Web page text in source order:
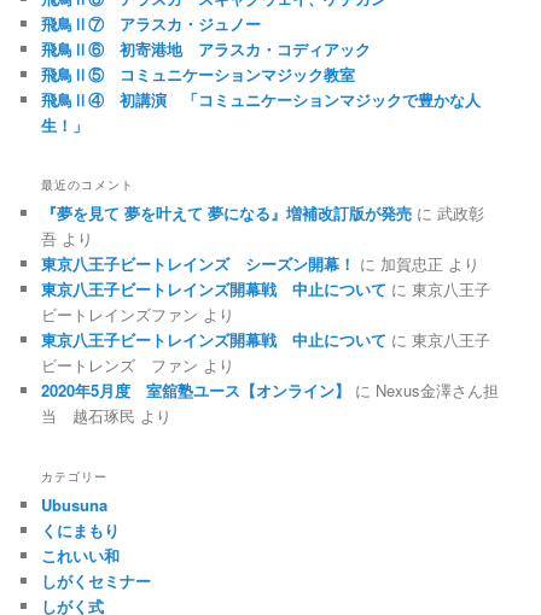
飛鳥Ⅱ⑦ アラスカ・ジュノー
飛鳥Ⅱ⑥ 初寄港地 アラスカ・コディアック
飛鳥Ⅱ⑤ コミュニケーションマジック教室
飛鳥Ⅱ④ 初講演 「コミュニケーションマジックで豊かな人
生！」
最近のコメント
『夢を見て 夢を叶えて 夢になる』増補改訂版が発売 に武政彰
吾 より
東京八王子ビートレインズ シーズン開幕！ に 加賀忠正 より
東京八王子ビートレインズ開幕戦 中止について に東京八王子
ビートレインズファン より
東京八王子ビートレインズ開幕戦 中止について に東京八王子
ビートレンズ ファン より
2020年5月度 室舘塾ユース【オンライン】
に Nexus金澤さん担
当 越石琢民 より
カテゴリー
Ubusuna
くにまもり
これいい和
しがくセミナー
しがく式